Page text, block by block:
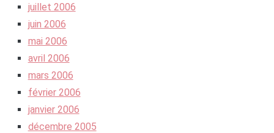
juillet 2006
juin 2006
mai 2006
avril 2006
mars 2006
février 2006
janvier 2006
décembre 2005